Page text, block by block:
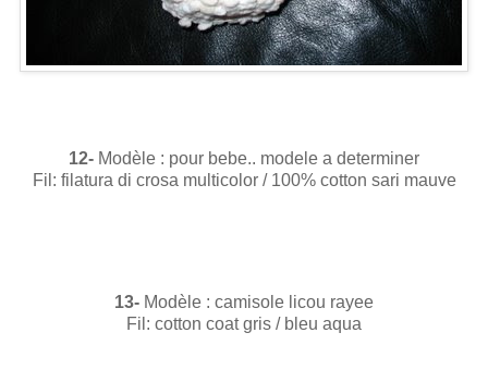
12- Modèle : pour bebe.. modele a determiner
Fil: filatura di crosa multicolor / 100% cotton sari mauve
13- Modèle : camisole licou rayee
Fil: cotton coat gris / bleu aqua